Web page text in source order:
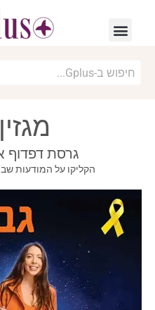
מגזין 121
גרסת דפדוף
הקליקו על המודעות